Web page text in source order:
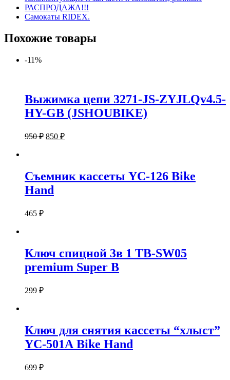
РАСПРОДАЖА!!!
Самокаты RIDEX.
Похожие товары
-11%
Выжимка цепи 3271-JS-ZYJLQv4.5-
HY-GB (JSHOUBIKE)
950₽ 850 ₽
Съемник кассеты YC-126 Bike
Hand
465 ₽
Ключ спицной 3в 1 TB-SW05
premium Super B
299 ₽
Ключ для снятия кассеты “хлыст”
YC-501А Bike Hand
699 ₽